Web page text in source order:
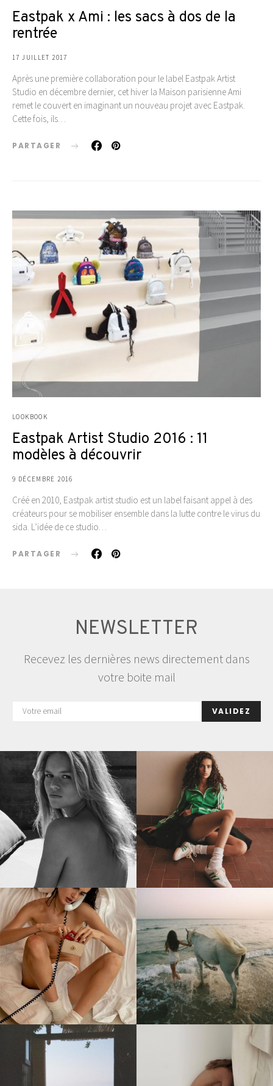
Eastpak x Ami : les sacs à dos de la
rentrée
17 JUILLET 2017
Après une première collaboration pour le label Eastpak Artist
Studio en décembre dernier, cet hiver la Maison parisienne Ami
remet le couvert en imaginant un nouveau projet avec Eastpak.
Cette fois, ils…
PARTAGER
LOOKBOOK
Eastpak Artist Studio 2016 : 11
modèles à découvrir
9 DÉCEMBRE 2016
Créé en 2010, Eastpak artist studio est un label faisant appel à des
créateurs pour se mobiliser ensemble dans la lutte contre le virus du
sida. L’idée de ce studio…
PARTAGER
NEWSLETTER
Recevez les dernières news directement dans
votre boite mail
VALIDEZ